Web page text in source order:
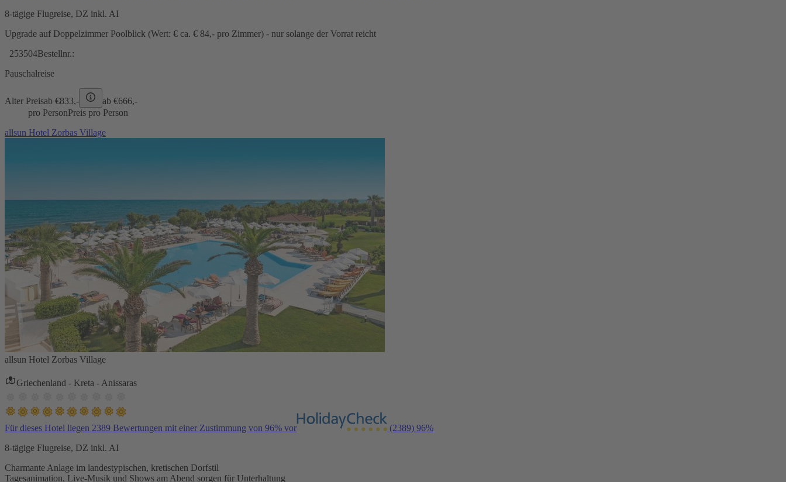
8-tägige Flugreise, DZ inkl. AI
Upgrade auf Doppelzimmer Poolblick (Wert: € ca. € 84,- pro Zimmer) - nur solange der Vorrat reicht
253504Bestellnr.:
Pauschalreise
Alter Preisab €833,- ab €666,-
pro PersonPreis pro Person
allsun Hotel Zorbas Village
allsun Hotel Zorbas Village
Griechenland - Kreta - Anissaras
Für dieses Hotel liegen 2389 Bewertungen mit einer Zustimmung von 96% vor (2389) 96%
8-tägige Flugreise, DZ inkl. AI
Charmante Anlage im landestypischen, kretischen Dorfstil
Tagesanimation, Live-Musik und Shows am Abend sorgen für Unterhaltung